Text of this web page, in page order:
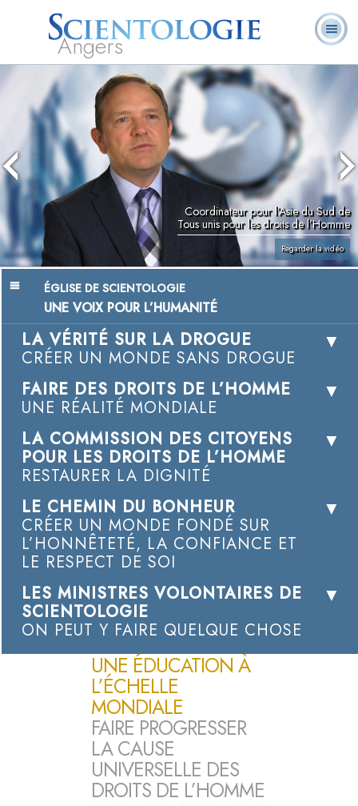
Angers
L. Ron Hubbard
Qu’est-ce que la
Scientologie ?
Ministres
volontaires
questions
Livres
Coordinateur pour l’Asie du Sud de
Tous unis pour les droits de l’Homme
Regarder la vidéo
ÉGLISE DE SCIENTOLOGIE
UNE VOIX POUR L’HUMANITÉ
LA VÉRITÉ SUR LA DROGUE
CRÉER UN MONDE SANS DROGUE
FAIRE DES DROITS DE L’HOMME
UNE RÉALITÉ MONDIALE
LA COMMISSION DES CITOYENS
POUR LES DROITS DE L’HOMME
RESTAURER LA DIGNITÉ
LE CHEMIN DU BONHEUR
CRÉER UN MONDE FONDÉ SUR
L’HONNÊTETÉ, LA CONFIANCE ET
LE RESPECT DE SOI
LES MINISTRES VOLONTAIRES DE
SCIENTOLOGIE
ON PEUT Y FAIRE QUELQUE CHOSE
UNE ÉDUCATION À
L’ÉCHELLE
MONDIALE
FAIRE PROGRESSER
LA CAUSE
UNIVERSELLE DES
DROITS DE L’HOMME